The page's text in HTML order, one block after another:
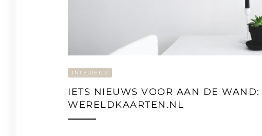
INTERIEUR
IETS NIEUWS VOOR AAN DE
WERELDKAARTEN.NL